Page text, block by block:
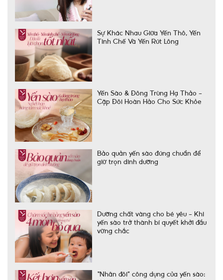
Sự Khác Nhau Giữa Yến Thô, Yến
Tinh Chế Và Yến Rút Lông
Yến Sào & Đông Trùng Hạ Thảo –
Cặp Đôi Hoàn Hảo Cho Sức Khỏe
Bảo quản yến sào đúng chuẩn để
giữ trọn dinh dưỡng
Dưỡng chất vàng cho bé yêu – Khi
yến sào trở thành bí quyết khởi đầu
vững chắc
“Nhân đôi” công dụng của yến sào: